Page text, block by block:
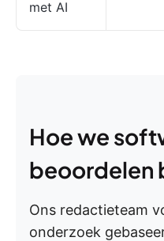
met AI
Hoe we
beoordelen
Ons redactieteam
onderzoek